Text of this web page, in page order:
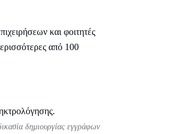
και φοιτητές
από 100
δημιουργίας εγγράφων